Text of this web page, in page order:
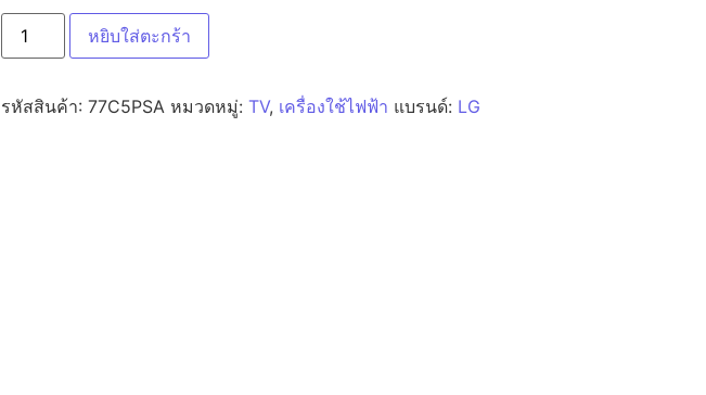
หยิบใส่ตะกร้า
รหัสสินค้า:77C5PSA หมวดหมู่:TV, เครื่องใช้ไฟฟ้า แบรนด์: LG